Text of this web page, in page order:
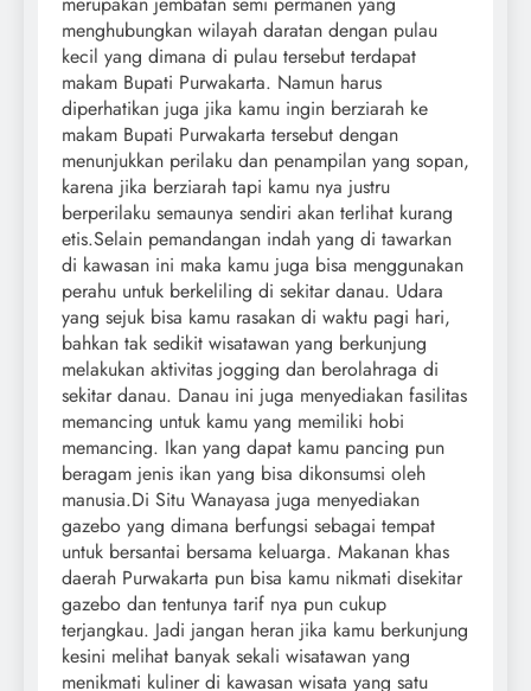
menghubungkan wilayah daratan dengan pulau
kecil yang dimana di pulau tersebut terdapat
makam Bupati Purwakarta. Namun harus
diperhatikan juga jika kamu ingin berziarah ke
makam Bupati Purwakarta tersebut dengan
menunjukkan perilaku dan penampilan yang sopan,
karena jika berziarah tapi kamu nya justru
berperilaku semaunya sendiri akan terlihat kurang
etis.Selain pemandangan indah yang di tawarkan
di kawasan ini maka kamu juga bisa menggunakan
perahu untuk berkeliling di sekitar danau. Udara
yang sejuk bisa kamu rasakan di waktu pagi hari,
bahkan tak sedikit wisatawan yang berkunjung
melakukan aktivitas jogging dan berolahraga di
sekitar danau. Danau ini juga menyediakan fasilitas
memancing untuk kamu yang memiliki hobi
memancing. Ikan yang dapat kamu pancing pun
beragam jenis ikan yang bisa dikonsumsi oleh
manusia.Di Situ Wanayasa juga menyediakan
gazebo yang dimana berfungsi sebagai tempat
untuk bersantai bersama keluarga. Makanan khas
daerah Purwakarta pun bisa kamu nikmati disekitar
gazebo dan tentunya tarif nya pun cukup
terjangkau. Jadi jangan heran jika kamu berkunjung
kesini melihat banyak sekali wisatawan yang
menikmati kuliner di kawasan wisata yang satu